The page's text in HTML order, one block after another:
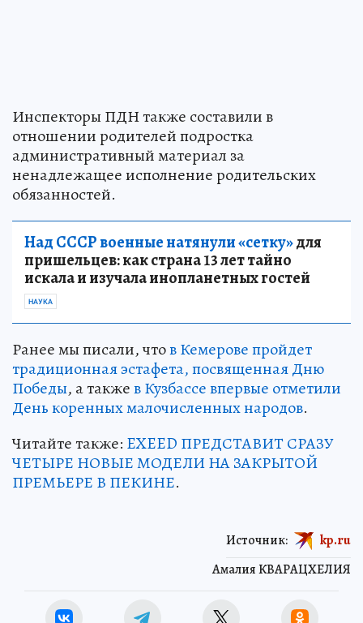
Инспекторы ПДН также составили в
отношении родителей подростка
административный материал за
ненадлежащее исполнение родительских
обязанностей.
Над СССР военные натянули «сетку»для
пришельцев: как страна 13 лет тайно
искала и изучала инопланетных гостей
НАУКА
Ранее мы писали, чтов Кемерове пройдет
традиционная эстафета, посвященная Дню
Победы, а такжев Кузбассе впервые отметили
День коренных малочисленных народов.
Читайте также: EXEED ПРЕДСТАВИТ СРАЗУ
ЧЕТЫРЕ НОВЫЕ МОДЕЛИ НА ЗАКРЫТОЙ
ПРЕМЬЕРЕ В ПЕКИНЕ.
Амалия КВАРАЦХЕЛИЯ
Источник: kp.ru